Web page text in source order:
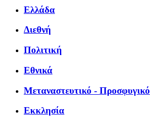
Ελλάδα
Διεθνή
Πολιτική
Εθνικά
Μεταναστευτικό - Προσφυγικό
Εκκλησία